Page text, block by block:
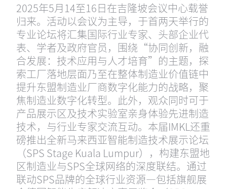
2025年5月14至16日在吉隆坡会议中心载誉
归来。活动以会议为主导，于首两天举行的
专业论坛将汇集国际行业专家、头部企业代
表、学者及政府官员，围绕“协同创新，融
合发展：技术应用与人才培育”的主题，探
索工厂落地层面乃至在整体制造业价值链中
提升东盟制造业厂商数字化能力的战略，聚
焦制造业数字化转型。此外，观众同时可于
产品展示区及技术实验室亲身体验先进制造
技术，与行业专家交流互动。本届IMKL还重
磅推出全新马来西亚智能制造技术展示论坛
（SPS Stage Kuala Lumpur），构建东盟地
区制造业与SPS全球网络的深度联结。通过
联动SPS品牌的全球行业资源—包括旗舰展